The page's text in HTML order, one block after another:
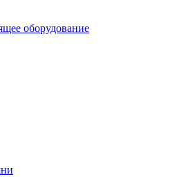
оборудование